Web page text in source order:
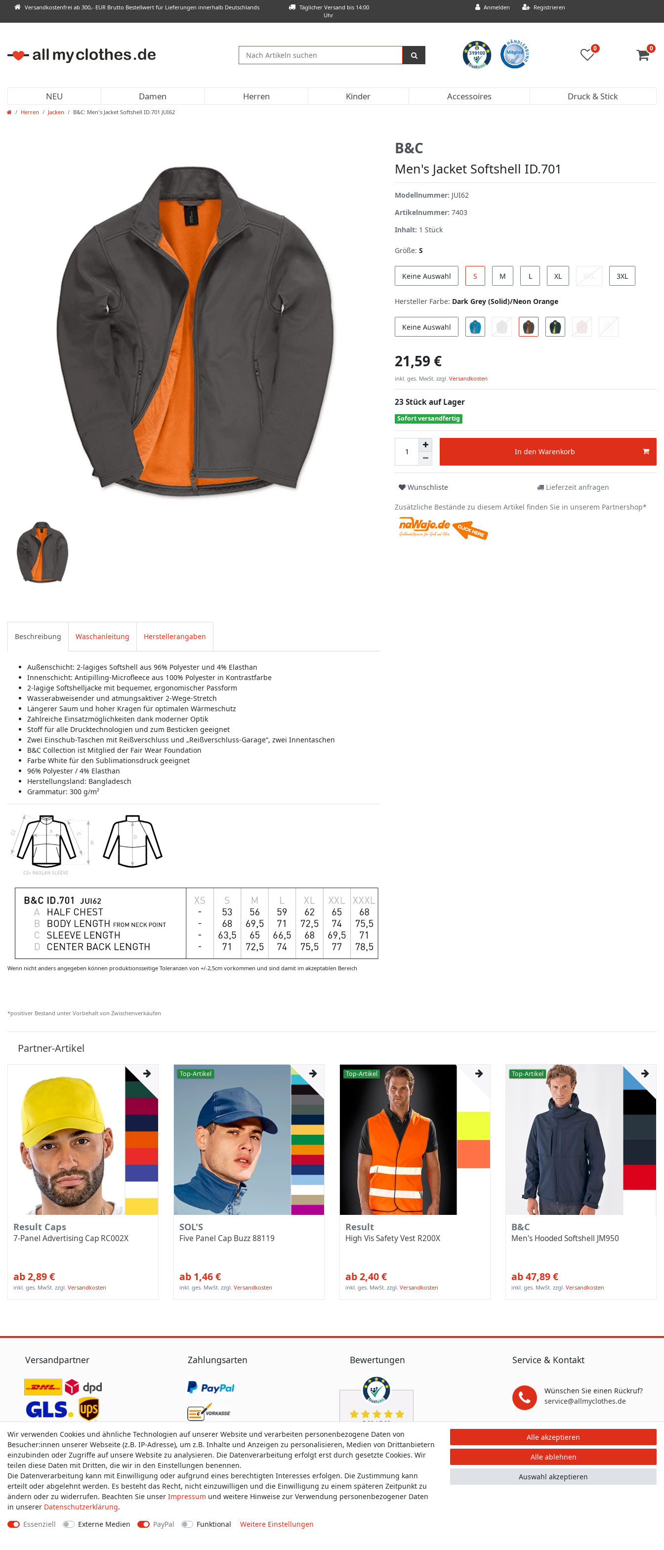
Anmelden Registrieren
Täglicher Versand bis 14:00
Uhr
Versandkostenfrei ab 300,- EUR Brutto Bestellwert für Lieferungen innerhalb Deutschlands
0 0
NEU Damen Herren Kinder Accessoires Druck & Stick
Herren Jacken B&C: Men's Jacket Softshell ID.701 JUI62
B&C
Men's Jacket Softshell ID.701
Modellnummer: JUI62
Artikelnummer: 7403
Inhalt: 1 Stück
Größe: S
Keine Auswahl S M L XL XXL 3XL
Hersteller Farbe: Dark Grey (Solid)/Neon Orange
Keine Auswahl
21,59 €
inkl. ges. MwSt. zzgl. Versandkosten
23 Stück auf Lager
Sofort versandfertig
In den Warenkorb
Wunschliste Lieferzeit anfragen
Zusätzliche Bestände zu diesem Artikel finden Sie in unserem Partnershop*
Beschreibung Waschanleitung Herstellerangaben
Außenschicht: 2-lagiges Softshell aus 96% Polyester und 4% Elasthan
Innenschicht: Antipilling-Microfleece aus 100% Polyester in Kontrastfarbe
2-lagige Softshelljacke mit bequemer, ergonomischer Passform
Wasserabweisender und atmungsaktiver 2-Wege-Stretch
Längerer Saum und hoher Kragen für optimalen Wärmeschutz
Zahlreiche Einsatzmöglichkeiten dank moderner Optik
Stoff für alle Drucktechnologien und zum Besticken geeignet
Zwei Einschub-Taschen mit Reißverschluss und „Reißverschluss-Garage“, zwei Innentaschen
B&C Collection ist Mitglied der Fair Wear Foundation
Farbe White für den Sublimationsdruck geeignet
96% Polyester / 4% Elasthan
Herstellungsland: Bangladesch
Grammatur: 300 g/m²
Wenn nicht anders angegeben können produktionsseitige Toleranzen von +/-2,5cm vorkommen und sind damit im akzeptablen Bereich
*positiver Bestand unter Vorbehalt von Zwischenverkäufen
Partner-Artikel
Result Caps
7-Panel Advertising Cap RC002X
ab 2,89 €
inkl. ges. MwSt. zzgl.Versandkosten
Top-Artikel
SOL'S
Five Panel Cap Buzz 88119
ab 1,46 €
inkl. ges. MwSt. zzgl.Versandkosten
Top-Artikel
Result
High Vis Safety Vest R200X
ab 2,40 €
inkl. ges. MwSt. zzgl.Versandkosten
Top-Artikel
B&C
Men's Hooded Softshell JM950
ab 47,89 €
inkl. ges. MwSt. zzgl.Versandkosten
Versandpartner Zahlungsarten Bewertungen Service & Kontakt
Wünschen Sie einen Rückruf?
service@allmyclothes.de
Schreiben Sie uns:
service@allmyclothes.de
Impressum Daten­schutz­erklärung AGB
Wir verwenden Cookies und ähnliche Technologien auf unserer Website und verarbeiten personenbezogene Daten von
Besucher:innen unserer Webseite (z.B. IP-Adresse), um z.B. Inhalte und Anzeigen zu personalisieren, Medien von Drittanbietern
einzubinden oder Zugriffe auf unsere Website zu analysieren. Die Datenverarbeitung erfolgt erst durch gesetzte Cookies. Wir
teilen diese Daten mit Dritten, die wir in den Einstellungen benennen.
Die Datenverarbeitung kann mit Einwilligung oder aufgrund eines berechtigten Interesses erfolgen. Die Zustimmung kann
erteilt oder abgelehnt werden. Es besteht das Recht, nicht einzuwilligen und die Einwilligung zu einem späteren Zeitpunkt zu
ändern oder zu widerrufen. Beachten Sie unser Impressum und weitere Hinweise zur Verwendung personenbezogener Daten
in unserer Daten­schutz­erklärung.
Essenziell
Externe Medien PayPal Funktional Weitere Einstellungen
Alle akzeptieren
Alle ablehnen
Auswahl akzeptieren